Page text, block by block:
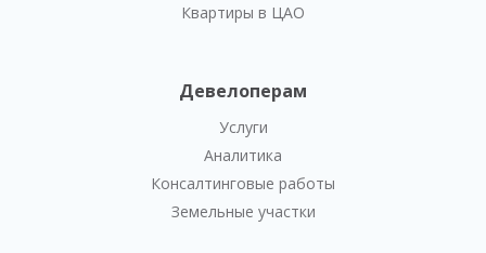
Квартиры в ЦАО
Девелоперам
Услуги
Аналитика
Консалтинговые работы
Земельные участки